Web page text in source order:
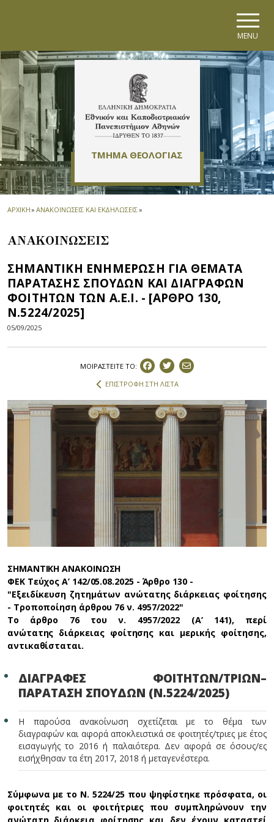
MENU
ΤΜΗΜΑ ΘΕΟΛΟΓΙΑΣ
ΑΡΧΙΚΗ» ΑΝΑΚΟΙΝΩΣΕΙΣ ΚΑΙ ΕΚΔΗΛΩΣΕΙΣ»
ΑΝΑΚΟΙΝΩΣΕΙΣ
ΣΗΜΑΝΤΙΚΗ ΕΝΗΜΕΡΩΣΗ ΓΙΑ ΘΕΜΑΤΑ
ΠΑΡΑΤΑΣΗΣ ΣΠΟΥΔΩΝ ΚΑΙ ΔΙΑΓΡΑΦΩΝ
ΦΟΙΤΗΤΩΝ ΤΩΝ Α.Ε.Ι. - [ΑΡΘΡΟ 130,
Ν.5224/2025]
05/09/2025
ΜΟΙΡΑΣΤEIΤΕ ΤΟ:
ΕΠΙΣΤΡΟΦΗ ΣΤΗ ΛΙΣΤΑ
ΣΗΜΑΝΤΙΚΗ ΑΝΑΚΟΙΝΩΣΗ
ΦΕΚ Τεύχος A’ 142/05.08.2025 - Άρθρο 130 -
"Εξειδίκευση ζητημάτων ανώτατης διάρκειας φοίτησης
- Τροποποίηση άρθρου 76 ν. 4957/2022"
Το άρθρο 76 του ν. 4957/2022 (Α’ 141), περί
ανώτατης διάρκειας φοίτησης και μερικής φοίτησης,
αντικαθίσταται.
ΔΙΑΓΡΑΦΕΣ ΦΟΙΤΗΤΩΝ/ΤΡΙΩΝ–
ΠΑΡΑΤΑΣΗ ΣΠΟΥΔΩΝ (Ν.5224/2025)
Η παρούσα ανακοίνωση σχετίζεται με το θέμα των
διαγραφών και αφορά αποκλειστικά σε φοιτητές/τριες με έτος
εισαγωγής το 2016 ή παλαιότερα. Δεν αφορά σε όσους/ες
εισήχθησαν τα έτη 2017, 2018 ή μεταγενέστερα.
Σύμφωνα με το Ν. 5224/25 που ψηφίστηκε πρόσφατα, οι
φοιτητές και οι φοιτήτριες που συμπληρώνουν την